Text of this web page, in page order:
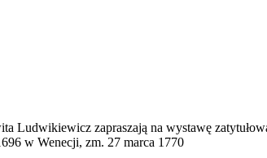
zapraszają na wystawę
w Wenecji, zm. 27 marca 1770